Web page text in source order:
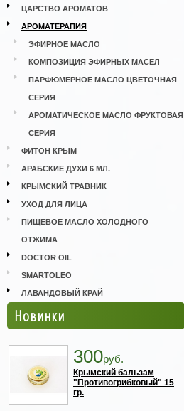
ЦАРСТВО АРОМАТОВ
АРОМАТЕРАПИЯ
ЭФИРНОЕ МАСЛО
КОМПОЗИЦИЯ ЭФИРНЫХ МАСЕЛ
ПАРФЮМЕРНОЕ МАСЛО ЦВЕТОЧНАЯ
СЕРИЯ
АРОМАТИЧЕСКОЕ МАСЛО ФРУКТОВАЯ
СЕРИЯ
ФИТОН КРЫМ
АРАБСКИЕ ДУХИ 6 МЛ.
КРЫМСКИЙ ТРАВНИК
УХОД ДЛЯ ЛИЦА
ПИЩЕВОЕ МАСЛО ХОЛОДНОГО
ОТЖИМА
DOCTOR OIL
SMARTOLEO
ЛАВАНДОВЫЙ КРАЙ
Новинки
300руб.
Крымский бальзам
"Противогрибковый" 15
гр.